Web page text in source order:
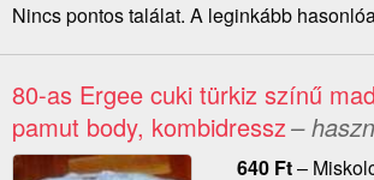
Nincs pontos találat. A leginkább
80-as Ergee cuki türkiz színű
pamut body, kombidressz–
640 Ft–